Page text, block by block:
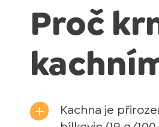
Proč
Kachna je